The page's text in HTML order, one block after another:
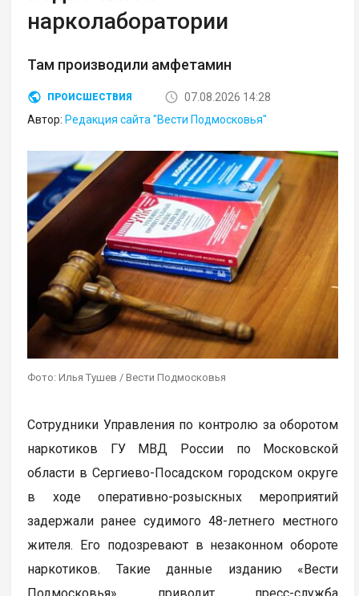
нарколаборатории
Там производили амфетамин
ПРОИСШЕСТВИЯ
07.08.2026 14:28
Автор: Редакция сайта "Вести Подмосковья"
Фото: Илья Тушев / Вести Подмосковья
Сотрудники Управления по контролю за оборотом
наркотиков ГУ МВД России по Московской
области в Сергиево-Посадском городском округе
в ходе оперативно-розыскных мероприятий
задержали ранее судимого 48-летнего местного
жителя. Его подозревают в незаконном обороте
наркотиков. Такие данные изданию «Вести
Подмосковья» приводит пресс-служба